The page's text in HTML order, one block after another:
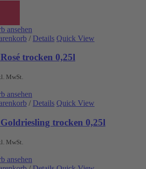
ansehen
/ Details Quick View
trocken 0,25l
MwSt.
ansehen
/ Details Quick View
trocken 0,25l
MwSt.
ansehen